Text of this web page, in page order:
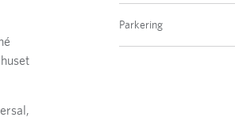
Parkering